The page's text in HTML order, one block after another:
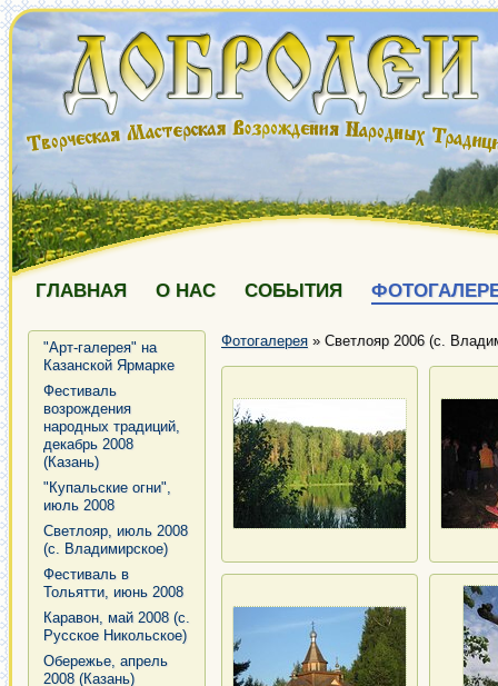
ГЛАВНАЯ О НАС СОБЫТИЯ
Фотогалерея » Светлояр 2006 (с.
"Арт-галерея" на
Казанской Ярмарке
Фестиваль
возрождения
народных традиций,
декабрь 2008
(Казань)
"Купальские огни",
июль 2008
Светлояр, июль 2008
(с. Владимирское)
Фестиваль в
Тольятти, июнь 2008
Каравон, май 2008 (с.
Русское Никольское)
Обережье, апрель
2008 (Казань)